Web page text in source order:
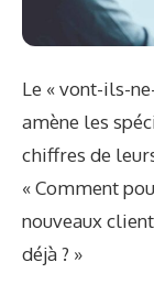
Le « vont-ils-
amène les
chiffres de
« Comment
nouveaux
déjà ? »